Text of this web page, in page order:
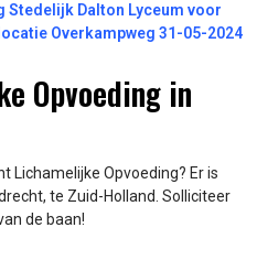
Stedelijk Dalton Lyceum voor
Overkampweg 31-05-2024
Opvoeding in
Lichamelijke Opvoeding? Er is
te Zuid-Holland. Solliciteer
de baan!